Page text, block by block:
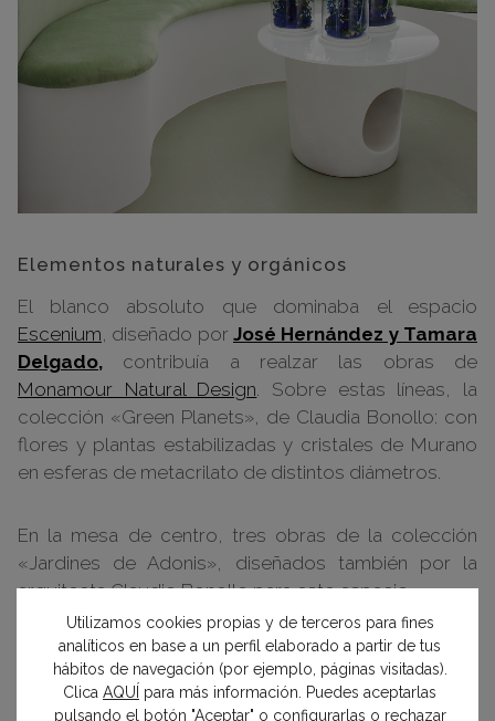
Elementos naturales y orgánicos
El blanco absoluto que dominaba el espacio
Escenium, diseñado por José Hernández y Tamara
Delgado, contribuía a realzar las obras de
Monamour Natural Design. Sobre estas líneas, la
colección «Green Planets», de Claudia Bonollo: con
flores y plantas estabilizadas y cristales de Murano
en esferas de metacrilato de distintos diámetros.
En la mesa de centro, tres obras de la colección
«Jardines de Adonis», diseñados también por la
arquitecta Claudio Bonollo para este espacio.
Utilizamos cookies propias y de terceros para fines
analíticos en base a un perfil elaborado a partir de tus
hábitos de navegación (por ejemplo, páginas visitadas).
Clica AQUÍ para más información. Puedes aceptarlas
pulsando el botón "Aceptar" o configurarlas o rechazar